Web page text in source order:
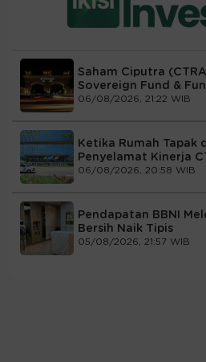
Saham Ciputra
Sovereign Fund &
06/08/2026, 21:22 WIB
Ketika Rumah Tapak
Penyelamat Kinerja
06/08/2026, 20:58 WIB
Pendapatan BBNI
Bersih Naik Tipis
05/08/2026, 21:57 WIB